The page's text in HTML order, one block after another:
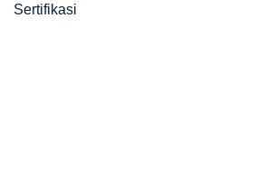
Sertifikasi